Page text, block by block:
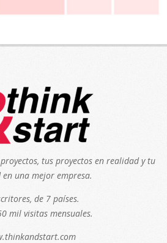
tus proyectos en realidad y tu
una mejor empresa.
de 7 países.
mil visitas mensuales.